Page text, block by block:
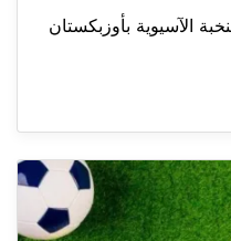
الآسيوية بأوزبكستان